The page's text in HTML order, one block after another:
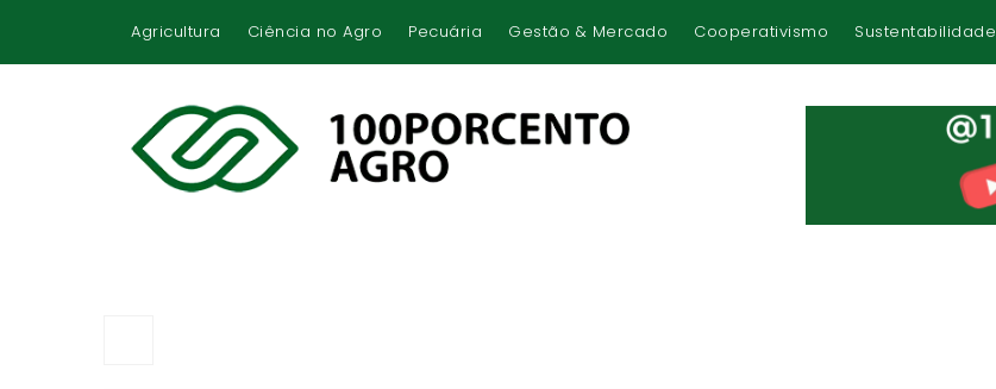
Agricultura Ciência no Agro Pecuária Gestão & Mercado Cooperativismo Sustentabilidade